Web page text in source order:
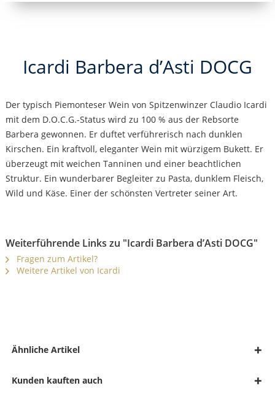
Icardi Barbera d’Asti DOCG
Der typisch Piemonteser Wein von Spitzenwinzer Claudio Icardi
mit dem D.O.C.G.-Status wird zu 100 % aus der Rebsorte
Barbera gewonnen. Er duftet verführerisch nach dunklen
Kirschen. Ein kraftvoll, eleganter Wein mit würzigem Bukett. Er
überzeugt mit weichen Tanninen und einer beachtlichen
Struktur. Ein wunderbarer Begleiter zu Pasta, dunklem Fleisch,
Wild und Käse. Einer der schönsten Vertreter seiner Art.
Weiterführende Links zu "Icardi Barbera d’Asti DOCG"
Fragen zum Artikel?
Weitere Artikel von Icardi
Ähnliche Artikel
Kunden kauften auch